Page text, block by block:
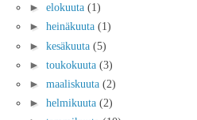
► elokuuta (1)
► heinäkuuta (1)
► kesäkuuta (5)
► toukokuuta (3)
► maaliskuuta (2)
► helmikuuta (2)